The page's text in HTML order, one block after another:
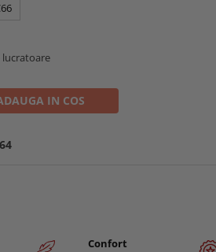
lucratoare
IN COS
Confort